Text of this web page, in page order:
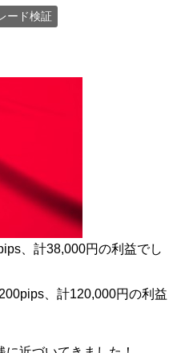
ード検証
、計38,000円の利益でし
、計120,000円の利益